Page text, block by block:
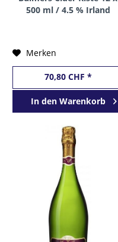
500 ml / 4.5 % Irland
Merken
70,80 CHF *
In den Warenkorb